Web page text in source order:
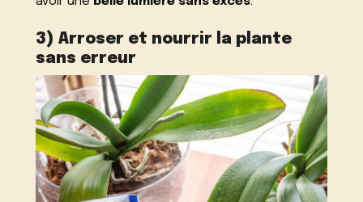
3) Arroser et nourrir la plante
sans erreur